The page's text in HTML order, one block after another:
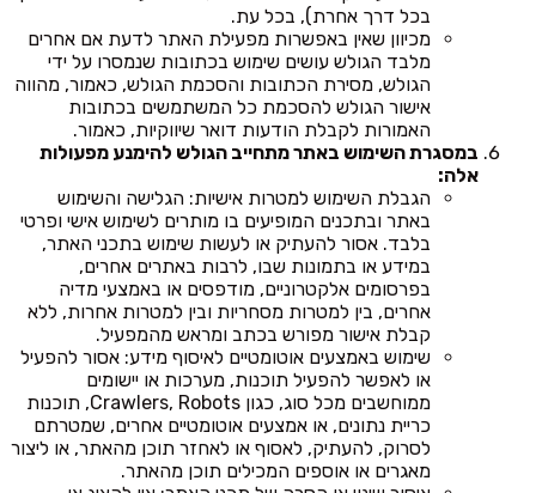
בכל דרך אחרת), בכל עת.
מכיוון שאין באפשרות מפעילת האתר לדעת אם אחרים
מלבד הגולש עושים שימוש בכתובות שנמסרו על ידי
הגולש, מסירת הכתובות והסכמת הגולש, כאמור, מהווה
אישור הגולש להסכמת כל המשתמשים בכתובות
האמורות לקבלת הודעות דואר שיווקיות, כאמור.
במסגרת השימוש באתר מתחייב הגולש להימנע מפעולות
אלה:
הגבלת השימוש למטרות אישיות: הגלישה והשימוש
באתר ובתכנים המופיעים בו מותרים לשימוש אישי ופרטי
בלבד. אסור להעתיק או לעשות שימוש בתכני האתר,
במידע או בתמונות שבו, לרבות באתרים אחרים,
בפרסומים אלקטרוניים, מודפסים או באמצעי מדיה
אחרים, בין למטרות מסחריות ובין למטרות אחרות, ללא
קבלת אישור מפורש בכתב ומראש מהמפעיל.
שימוש באמצעים אוטומטיים לאיסוף מידע: אסור להפעיל
או לאפשר להפעיל תוכנות, מערכות או יישומים
ממוחשבים מכל סוג, כגון Crawlers, Robots, תוכנות
כריית נתונים, או אמצעים אוטומטיים אחרים, שמטרתם
לסרוק, להעתיק, לאסוף או לאחזר תוכן מהאתר, או ליצור
מאגרים או אוספים המכילים תוכן מהאתר.